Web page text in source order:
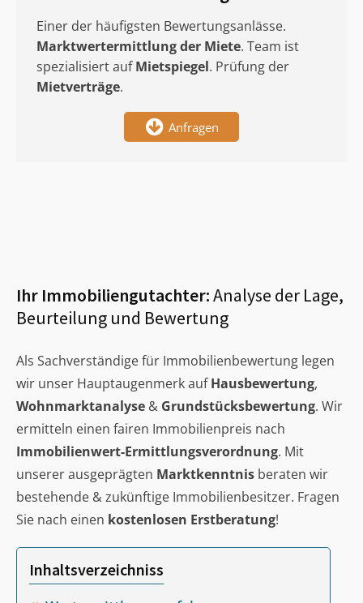
Einer der häufigsten Bewertungsanlässe.
Marktwertermittlungder Miete. Team ist
spezialisiert aufMietspiegel. Prüfung der
Mietverträge.
Anfragen
Ihr Immobiliengutachter:Analyse der Lage,
Beurteilung und Bewertung
Als Sachverständige für Immobilienbewertung legen
wir unser Hauptaugenmerk aufHausbewertung,
Wohnmarktanalyse & Grundstücksbewertung. Wir
ermitteln einen fairen Immobilienpreis nach
Immobilienwert-Ermittlungsverordnung. Mit
unserer ausgeprägten Marktkenntnis beraten wir
bestehende & zukünftige Immobilienbesitzer. Fragen
Sie nach einen kostenlosen Erstberatung!
Inhaltsverzeichniss